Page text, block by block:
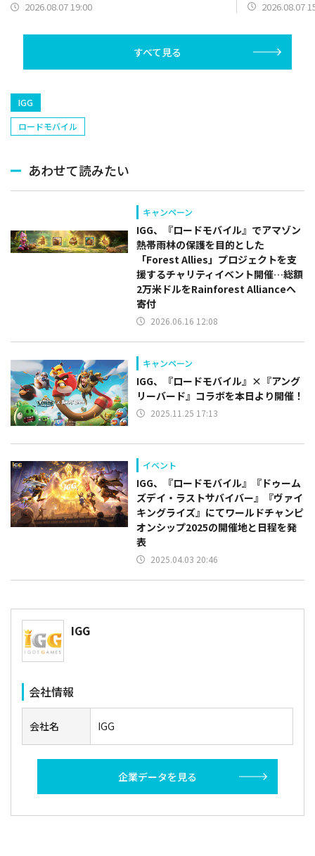
ン）】篇をポスト
2026.08.07 19:00
【野手】新登
塁手)、持丸泰
捕手)など
2026.08.07
すべて見る
IGG
ロードモバイル
あわせて読みたい
キャンペーン
IGG、『ロードモバイル』でアマゾン
熱帯雨林の保護を目的とした
「Forest Allies」プロジェクトを支
援するチャリティイベント開催…総額
2万米ドルをRainforest Allianceへ
寄付
2026.06.16 12:08
キャンペーン
IGG、『ロードモバイル』×『アング
リーバード』コラボを本日より開催！
2025.11.25 17:13
イベント
IGG、『ロードモバイル』『ドゥーム
ズデイ・ラストサバイバー』『ヴァイ
キングライズ』にてワールドチャンピ
オンシップ2025の開催地と日程を発
表
2025.04.03 20:46
IGG
会社情報
会社名 IGG
企業データを見る